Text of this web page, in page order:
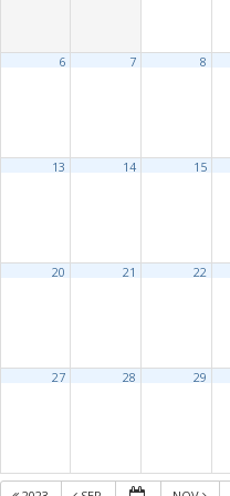
6 7 8
13 14 15
20 21 22
27 28 29